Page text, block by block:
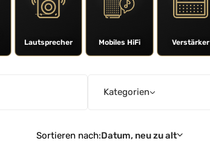
Lautsprecher Mobiles HiFi Verstärker
Kategorien
Sortieren nach:Datum, neu zu alt